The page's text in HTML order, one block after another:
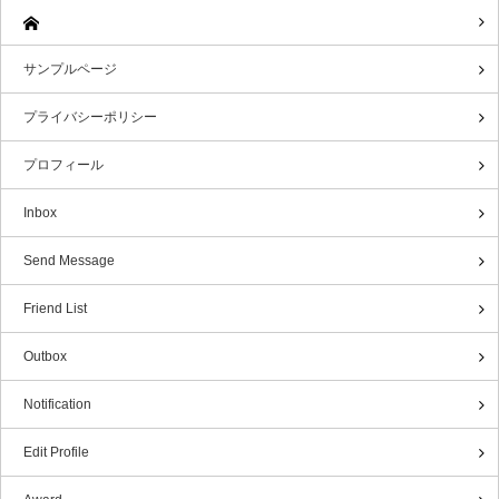
サンプルページ
プライバシーポリシー
プロフィール
Inbox
Send Message
Friend List
Outbox
Notification
Edit Profile